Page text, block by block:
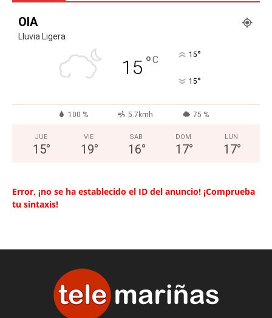
OIA
Lluvia Ligera
15 °C 15°
15°
100 % 5.7kmh 75 %
JUE
15°
VIE
19°
SAB
16°
DOM
17°
LUN
17°
Error, ¡no se ha establecido el ID del anuncio! ¡Comprueba
tu sintaxis!